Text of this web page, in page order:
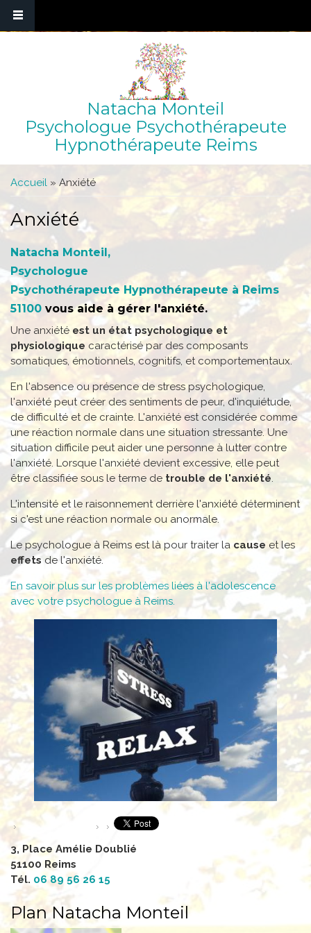
Natacha Monteil
Psychologue Psychothérapeute
Hypnothérapeute Reims
Vous êtes ici
Accueil » Anxiété
Anxiété
Natacha Monteil,
Psychologue
Psychothérapeute Hypnothérapeute à Reims
51100 vous aide à gérer l'anxiété.
Une anxiété est un état psychologique et
physiologique caractérisé par des composants
somatiques, émotionnels, cognitifs, et comportementaux.
En l'absence ou présence de stress psychologique,
l'anxiété peut créer des sentiments de peur, d'inquiétude,
de difficulté et de crainte. L'anxiété est considérée comme
une réaction normale dans une situation stressante. Une
situation difficile peut aider une personne à lutter contre
l'anxiété. Lorsque l'anxiété devient excessive, elle peut
être classifiée sous le terme de trouble de l'anxiété
L'intensité et le raisonnement derrière l'anxiété déterminent
si c'est une réaction normale ou anormale.
Le psychologue à Reims est là pour traiter la cause et les
effets de l'anxiété.
En savoir plus sur les problèmes liées à l'adolescence
avec votre psychologue à Reims.
3, Place Amélie Doublié
51100 Reims
Tél. 06 89 56 26 15
Plan Natacha Monteil